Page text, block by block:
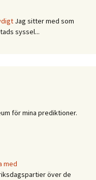
Jag sitter med som
syssel...
för mina prediktioner.
med
över de